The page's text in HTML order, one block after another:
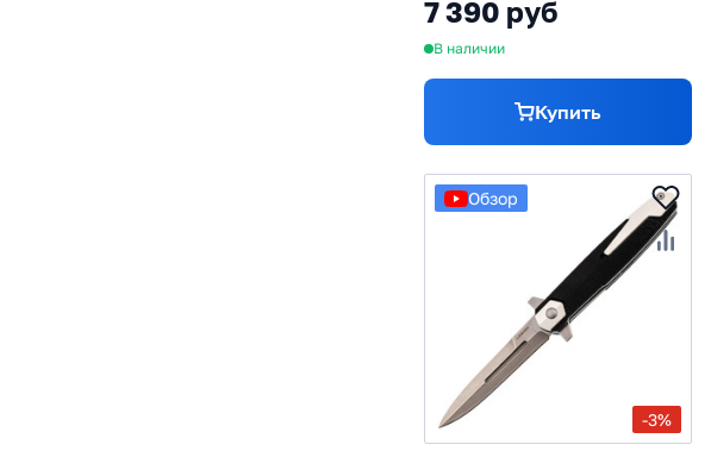
7 390 руб
В наличии
Купить
-3%
Обзор